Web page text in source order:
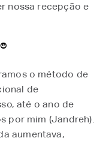
nossa recepção e
o método de
de
até o ano de
por mim (Jandreh).
aumentava,